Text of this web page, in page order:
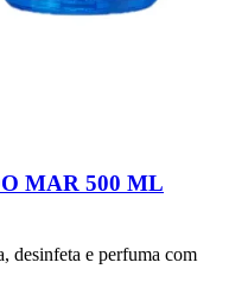
MAR 500 ML
desinfeta e perfuma com